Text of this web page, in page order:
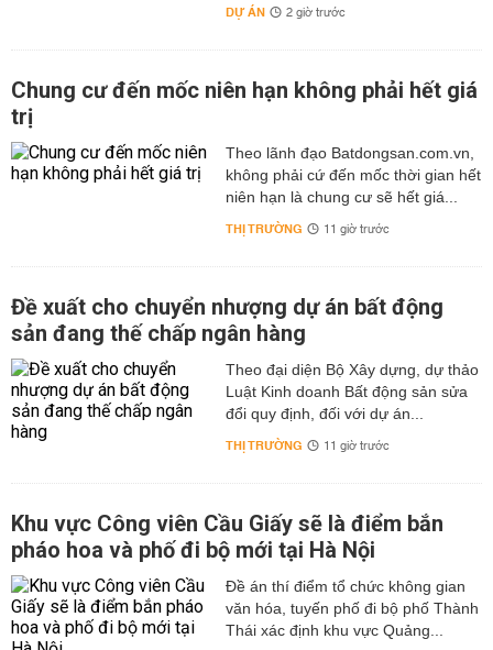
DỰ ÁN 2 giờ trước
Chung cư đến mốc niên hạn không phải hết giá
trị
Theo lãnh đạo Batdongsan.com.vn,
không phải cứ đến mốc thời gian hết
niên hạn là chung cư sẽ hết giá...
THỊ TRƯỜNG 11 giờ trước
Đề xuất cho chuyển nhượng dự án bất động
sản đang thế chấp ngân hàng
Theo đại diện Bộ Xây dựng, dự thảo
Luật Kinh doanh Bất động sản sửa
đổi quy định, đối với dự án...
THỊ TRƯỜNG 11 giờ trước
Khu vực Công viên Cầu Giấy sẽ là điểm bắn
pháo hoa và phố đi bộ mới tại Hà Nội
Đề án thí điểm tổ chức không gian
văn hóa, tuyến phố đi bộ phố Thành
Thái xác định khu vực Quảng...